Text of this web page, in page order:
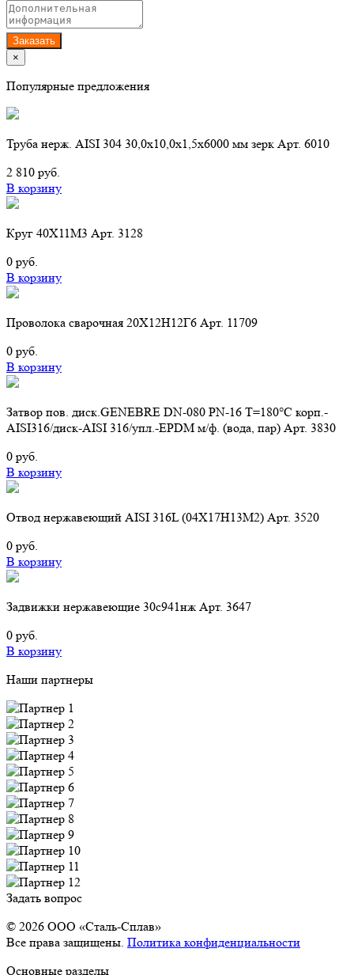
Заказать
×
Популярные предложения
Труба нерж. AISI 304 30,0х10,0х1,5х6000 мм зерк Арт. 6010
2 810 руб.
В корзину
Круг 40Х11М3 Арт. 3128
0 руб.
В корзину
Проволока сварочная 20Х12Н12Г6 Арт. 11709
0 руб.
В корзину
Затвор пов. диск.GENEBRE DN-080 PN-16 Т=180°C корп.-
AISI316/диск-АISI 316/упл.-EPDM м/ф. (вода, пар) Арт. 3830
0 руб.
В корзину
Отвод нержавеющий AISI 316L (04Х17Н13М2) Арт. 3520
0 руб.
В корзину
Задвижки нержавеющие 30с941нж Арт. 3647
0 руб.
В корзину
Наши партнеры
Задать вопрос
© 2026 OOO «Сталь-Сплав»
Все права защищены. Политика конфиденциальности
Основные разделы